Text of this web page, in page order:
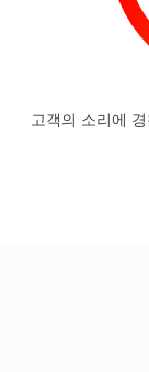
고객의 소리에